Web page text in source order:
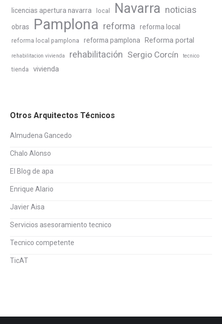
licencias apertura navarra local Navarra noticias
obras Pamplona reforma reforma local
reforma local pamplona reforma pamplona Reforma portal
rehabilitacion vivienda rehabilitación Sergio Corcín tecnico
tienda vivienda
Otros Arquitectos Técnicos
Almudena Gancedo
Chalo Alonso
El Blog de apa
Enrique Alario
Javier Aisa
Servicios asesoramiento tecnico
Tecnico competente
TicAT